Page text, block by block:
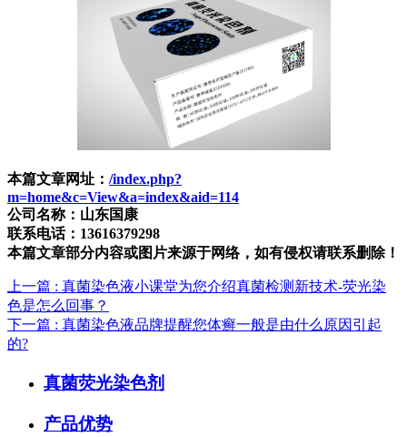
本篇文章网址： /index.php?
m=home&c=View&a=index&aid=114
公司名称：山东国康
联系电话：13616379298
本篇文章部分内容或图片来源于网络，如有侵权请联系删除！
上一篇 : 真菌染色液小课堂为您介绍真菌检测新技术-荧光染
色是怎么回事？
下一篇 : 真菌染色液品牌提醒您体癣一般是由什么原因引起
的?
真菌荧光染色剂
产品优势